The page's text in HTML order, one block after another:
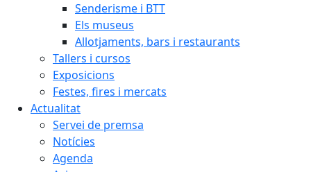
Senderisme i BTT
Els museus
Allotjaments, bars i restaurants
Tallers i cursos
Exposicions
Festes, fires i mercats
Actualitat
Servei de premsa
Notícies
Agenda